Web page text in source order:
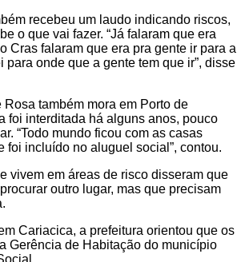
recebeu um laudo indicando riscos,
o que vai fazer. “Já falaram que era
Cras falaram que era pra gente ir para a
para onde que a gente tem que ir”, disse
também mora em Porto de
foi interditada há alguns anos, pouco
“Todo mundo ficou com as casas
foi incluído no aluguel social”, contou.
vivem em áreas de risco disseram que
outro lugar, mas que precisam
Cariacica, a prefeitura orientou que os
Gerência de Habitação do município